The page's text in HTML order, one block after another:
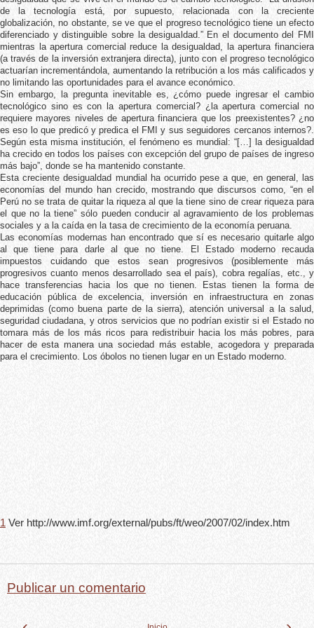
de la tecnología está, por supuesto, relacionada con la creciente
globalización, no obstante, se ve que el progreso tecnológico tiene un efecto
diferenciado y distinguible sobre la desigualdad.” En el documento del FMI
mientras la apertura comercial reduce la desigualdad, la apertura financiera
(a través de la inversión extranjera directa), junto con el progreso tecnológico
actuarían incrementándola, aumentando la retribución a los más calificados y
no limitando las oportunidades para el avance económico.
Sin embargo, la pregunta inevitable es, ¿cómo puede ingresar el cambio
tecnológico sino es con la apertura comercial? ¿la apertura comercial no
requiere mayores niveles de apertura financiera que los preexistentes? ¿no
es eso lo que predicó y predica el FMI y sus seguidores cercanos internos?.
Según esta misma institución, el fenómeno es mundial: “[…] la desigualdad
ha crecido en todos los países con excepción del grupo de países de ingreso
más bajo”, donde se ha mantenido constante.
Esta creciente desigualdad mundial ha ocurrido pese a que, en general, las
economías del mundo han crecido, mostrando que discursos como, “en el
Perú no se trata de quitar la riqueza al que la tiene sino de crear riqueza para
el que no la tiene” sólo pueden conducir al agravamiento de los problemas
sociales y a la caída en la tasa de crecimiento de la economía peruana.
Las economías modernas han encontrado que sí es necesario quitarle algo
al que tiene para darle al que no tiene. El Estado moderno recauda
impuestos cuidando que estos sean progresivos (posiblemente más
progresivos cuanto menos desarrollado sea el país), cobra regalías, etc., y
hace transferencias hacia los que no tienen. Estas tienen la forma de
educación pública de excelencia, inversión en infraestructura en zonas
deprimidas (como buena parte de la sierra), atención universal a la salud,
seguridad ciudadana, y otros servicios que no podrían existir si el Estado no
tomara más de los más ricos para redistribuir hacia los más pobres, para
hacer de esta manera una sociedad más estable, acogedora y preparada
para el crecimiento. Los óbolos no tienen lugar en un Estado moderno.
1 Ver http://www.imf.org/external/pubs/ft/weo/2007/02/index.htm
Publicar un comentario